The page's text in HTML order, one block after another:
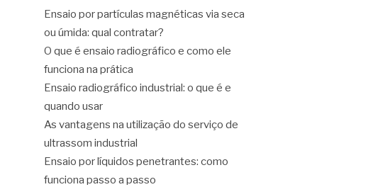
Ensaio por partículas magnéticas via seca
ou úmida: qual contratar?
O que é ensaio radiográfico e como ele
funciona na prática
Ensaio radiográfico industrial: o que é e
quando usar
As vantagens na utilização do serviço de
ultrassom industrial
Ensaio por líquidos penetrantes: como
funciona passo a passo